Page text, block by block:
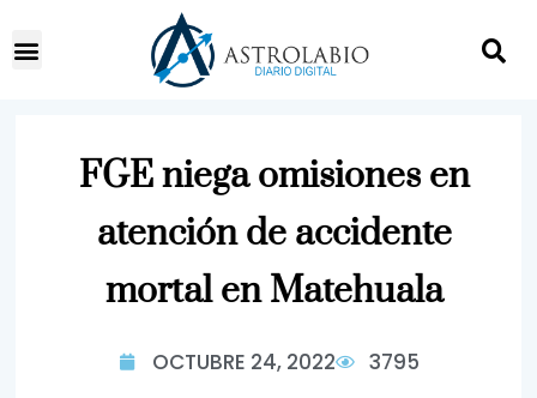
FGE niega omisiones en
atención de accidente
mortal en Matehuala
OCTUBRE 24, 2022 3795